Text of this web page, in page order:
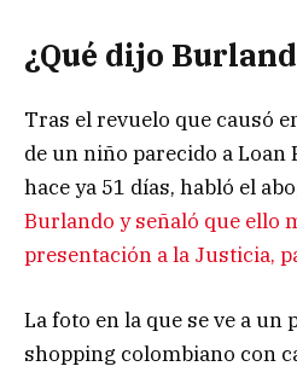
¿Qué dijo
Tras el revuelo que causó
de un niño parecido a Loan
hace ya 51 días, habló el
Burlando y señaló que ello
presentación a la Justicia,
La foto en la que se ve a un
shopping colombiano con